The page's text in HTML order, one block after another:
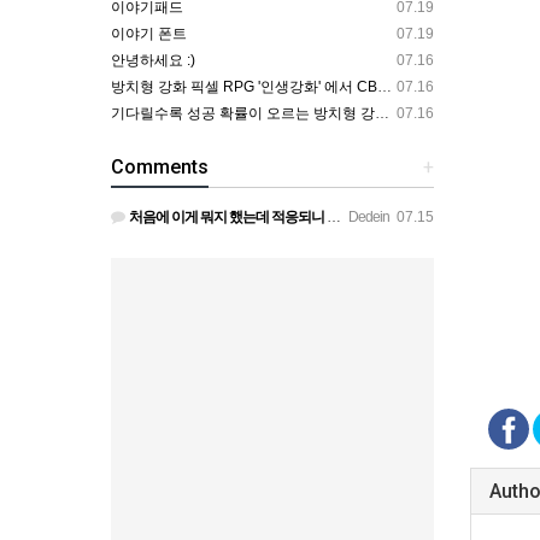
07.19
이야기패드
07.19
이야기 폰트
07.16
안녕하세요 :)
07.16
방치형 강화 픽셀 RPG '인생강화' 에서 CBT 인원을 모집합니다.
07.16
기다릴수록 성공 확률이 오르는 방치형 강화 RPG — 인생강화 ※8월 초 오픈 예정 (현재 CBT 중)
+
Comments
Dedein 07.15
처음에 이게 뭐지 했는데 적응되니 할만하네요 정보가 없긴하지만 게밍 안에 게시판 에서 하나씩 찾아보면은 그래…